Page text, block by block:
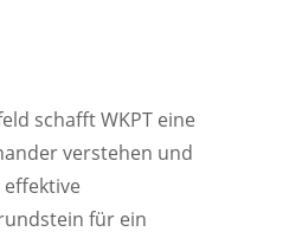
schafft WKPT eine
verstehen und
für ein